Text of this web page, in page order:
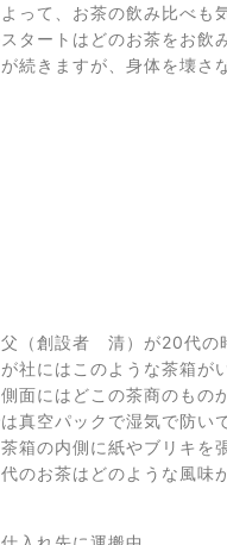
って、お茶の飲み比べも
スタートはどのお茶をお飲
続きますが、身体を壊さ
（創設者 清）が20代の
社にはこのような茶箱が
面にはどこの茶商のもの
真空パックで湿気で防い
箱の内側に紙やブリキを
のお茶はどのような風味